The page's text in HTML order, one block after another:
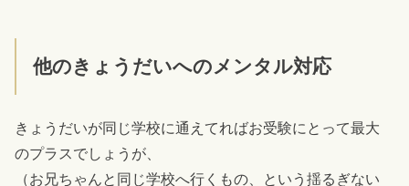
他のきょうだいへのメンタル対応
きょうだいが同じ学校に通えてればお受験にとって最大
のプラスでしょうが、
（お兄ちゃんと同じ学校へ行くもの、という揺るぎない